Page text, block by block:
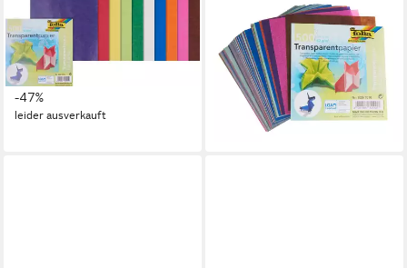
Motivpapier ignore, 15 cm x
15 cm, 500 Blatt
ab 9,49 €
-47%
leider ausverkauft
Motivpapier ignore, 10 cm x
10 cm, 500 Blatt
ab 5,99 € UVP9,99 €
-40%
lieferbar - in 8-10 Werktagen bei